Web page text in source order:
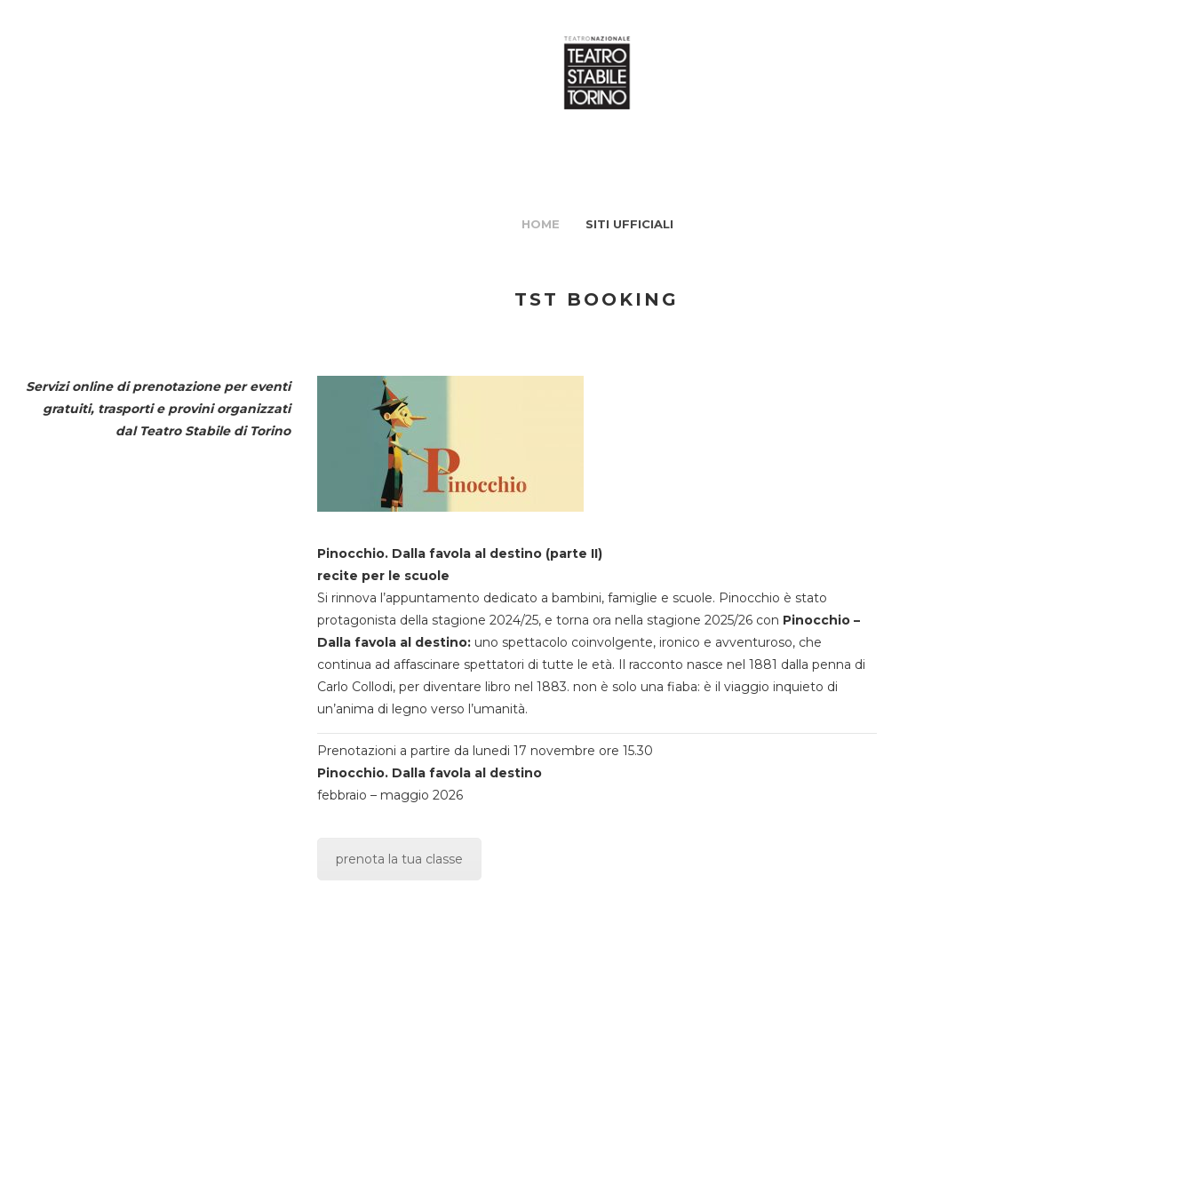
HOME SITI UFFICIALI
TST BOOKING
Servizi online di prenotazione per eventi
gratuiti, trasporti e provini organizzati
dal Teatro Stabile di Torino
Pinocchio. Dalla favola al destino (parte II)
recite per le scuole
Si rinnova l’appuntamento dedicato a bambini, famiglie e scuole. Pinocchio è stato
protagonista della stagione 2024/25, e torna ora nella stagione 2025/26 con Pinocchio –
Dalla favola al destino:uno spettacolo coinvolgente, ironico e avventuroso, che
continua ad affascinare spettatori di tutte le età. Il racconto nasce nel 1881 dalla penna di
Carlo Collodi, per diventare libro nel 1883. non è solo una fiaba: è il viaggio inquieto di
un’anima di legno verso l’umanità.
Prenotazioni a partire da lunedi 17 novembre ore 15.30
Pinocchio. Dalla favola al destino
febbraio – maggio 2026
prenota la tua classe